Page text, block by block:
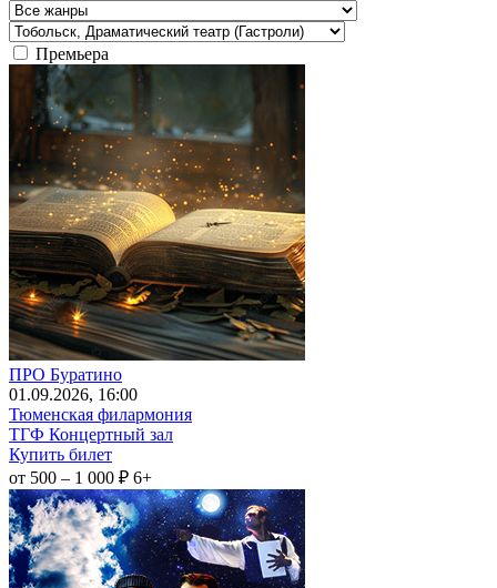
Премьера
ПРО Буратино
01 .09.2026, 16:00
Тюменская филармония
ТГФ Концертный зал
Купить билет
от 500 – 1 000 ₽ 6+